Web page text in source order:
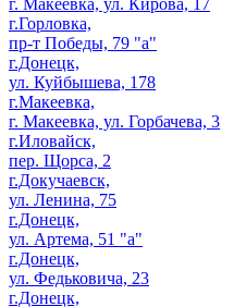
г. Макеевка, ул. Кирова, 17
г.Горловка,
пр-т Победы, 79 "а"
г.Донецк,
ул. Куйбышева, 178
г.Макеевка,
г. Макеевка, ул. Горбачева, 3
г.Иловайск,
пер. Щорса, 2
г.Докучаевск,
ул. Ленина, 75
г.Донецк,
ул. Артема, 51 "а"
г.Донецк,
ул. Федьковича, 23
г.Донецк,